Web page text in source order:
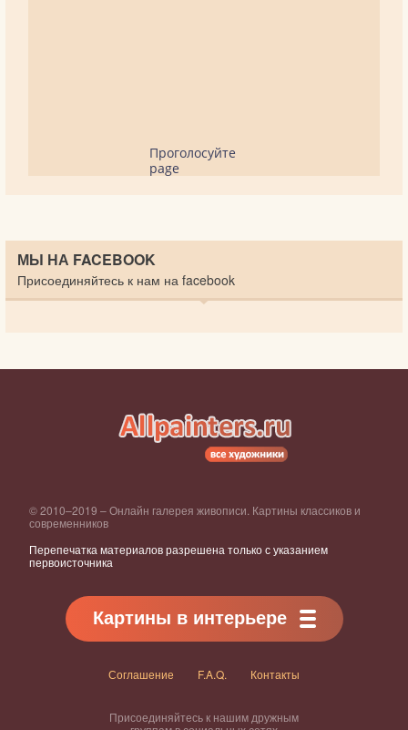
Проголосуйте
page
МЫ НА FACEBOOK
Присоединяйтесь к нам на facebook
© 2010–2019 – Онлайн галерея живописи. Картины классиков и
современников
Перепечатка материалов разрешена только с указанием
первоисточника
Картины в интерьере
Соглашение F.A.Q. Контакты
Присоединяйтесь к нашим дружным